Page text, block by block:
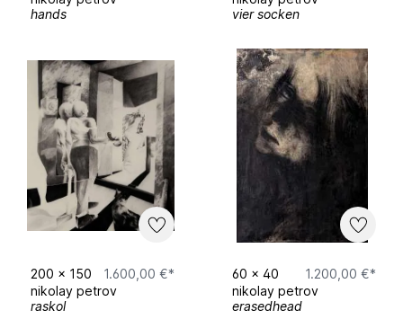
eller, düsseldorf
2023 [a] 75. frankfurter buchmesse · mit
grass publishers
seit 2026 bei skm
hands
vier socken
200 x 150
1.600,00 €*
nikolay petrov
raskol
60 x 40
1.200,00 €*
nikolay petrov
erasedhead